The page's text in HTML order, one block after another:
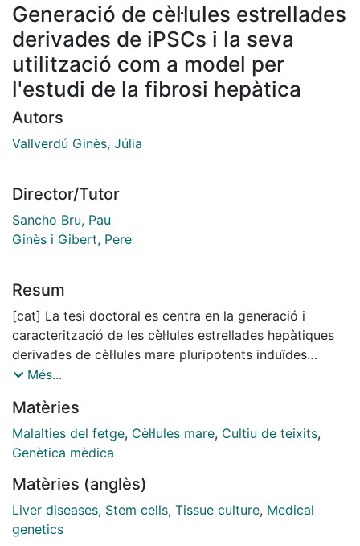
Generació de cèl·lules estrellades
derivades de iPSCs i la seva
utilització com a model per
l'estudi de la fibrosi hepàtica
Autors
Vallverdú Ginès, Júlia
Director/Tutor
Sancho Bru, Pau
Ginès i Gibert, Pere
Resum
[cat] La tesi doctoral es centra en la generació i
caracterització de les cèl·lules estrellades hepàtiques
derivades de cèl·lules mare pluripotents induïdes
(iPSCs), anomenades com iPSC-HSCs, pel modelatge
fàrmacs anti-fibrogènics. Les iPSC- HSCs són similars
a les HSCs primàries a nivell fenotípic, funcional i
transcriptòmic, i es poden expandir, criopreservar i co-
el seu potencial com a nova font de HSCs per realitzar
assaigs in vitro. A més, en aquesta tesi doctoral es va
determinar que el protocol de diferenciació de les
Més...
Matèries
Malalties del fetge, Cèl·lules mare, Cultiu de teixits,
Genètica mèdica
Matèries (anglès)
Liver diseases, Stem cells, Tissue culture, Medical
genetics